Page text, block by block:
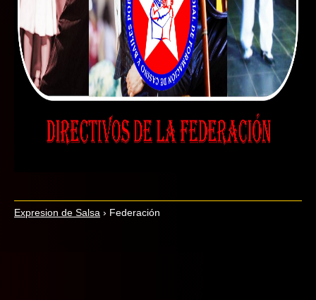
Expresion de Salsa › Federación